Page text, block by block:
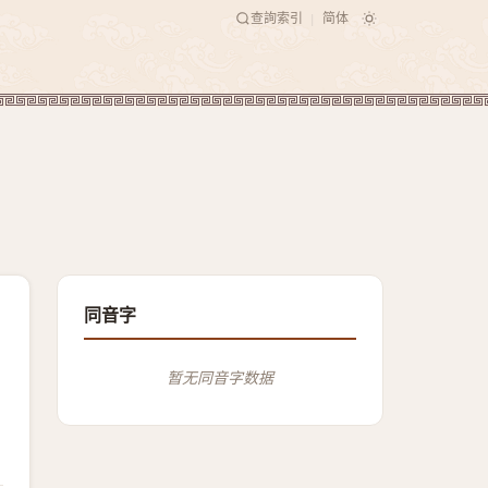
查詢索引 简体
同音字
暂无同音字数据